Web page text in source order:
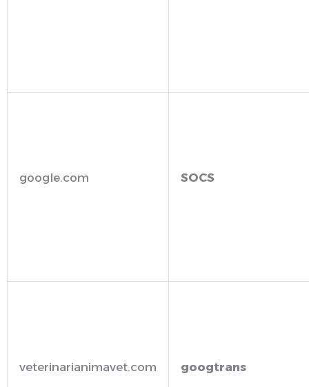
google.com SOCS
veterinarianimavet.com googtrans